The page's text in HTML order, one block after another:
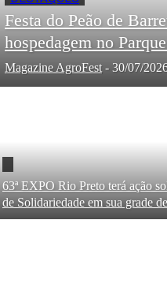
Festa do Peão de
hospedagem no
Magazine AgroFest - 30/07/
63ª EXPO Rio Preto terá ação
de Solidariedade em sua grade